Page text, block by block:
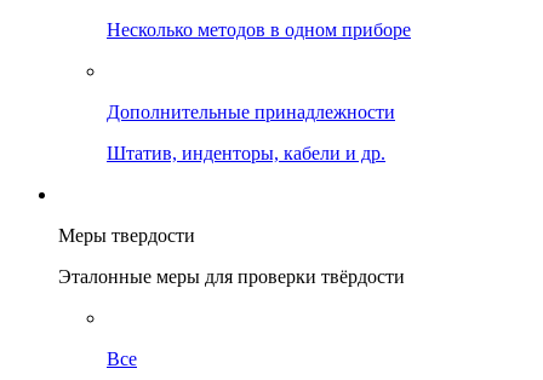
Несколько методов в одном приборе
Дополнительные принадлежности
Штатив, инденторы, кабели и др.
Меры твердости
Эталонные меры для проверки твёрдости
Все